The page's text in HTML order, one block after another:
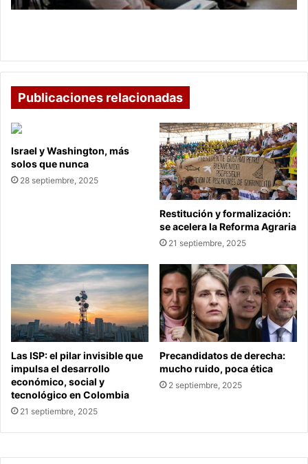
y
Publicaciones relacionadas
Israel y Washington, más
solos que nunca
28 septiembre, 2025
Restitución y formalización:
se acelera la Reforma Agraria
21 septiembre, 2025
Las ISP: el pilar invisible que
impulsa el desarrollo
económico, social y
tecnológico en Colombia
21 septiembre, 2025
Precandidatos de derecha:
mucho ruido, poca ética
2 septiembre, 2025